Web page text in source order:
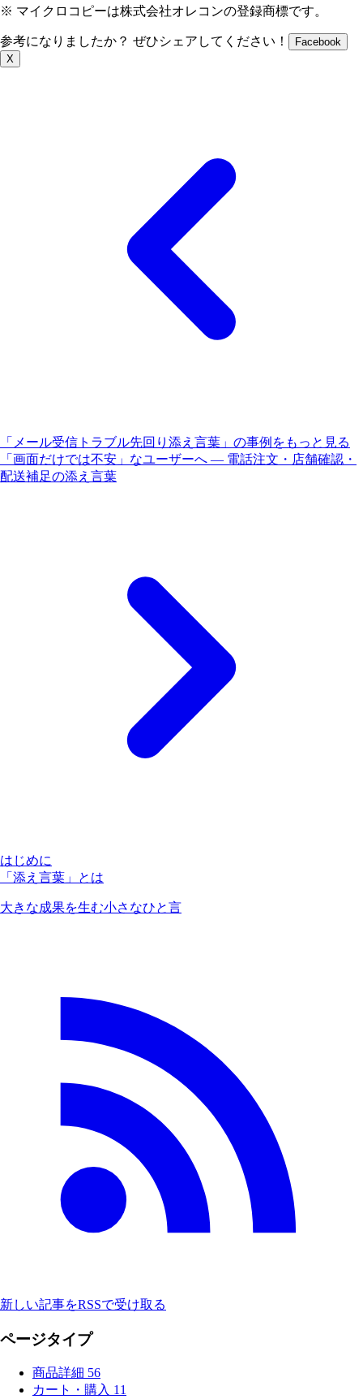
※ マイクロコピーは株式会社オレコンの登録商標です。
参考になりましたか？ ぜひシェアしてください！
Facebook
X
「メール受信トラブル先回り添え言葉」の事例をもっと見る
「画面だけでは不安」なユーザーへ — 電話注文・店舗確認・
配送補足の添え言葉
はじめに
「添え言葉」とは
大きな成果を生む小さなひと言
新しい記事をRSSで受け取る
ページタイプ
商品詳細 56
カート・購入 11